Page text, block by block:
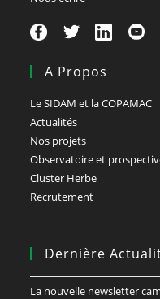
A Propos
Le SIDAM et la COPAMAC
Actualités
Nos projets
Observatoire et
Cluster Herbe
Recrutement
Dernière
La nouvelle newsletter